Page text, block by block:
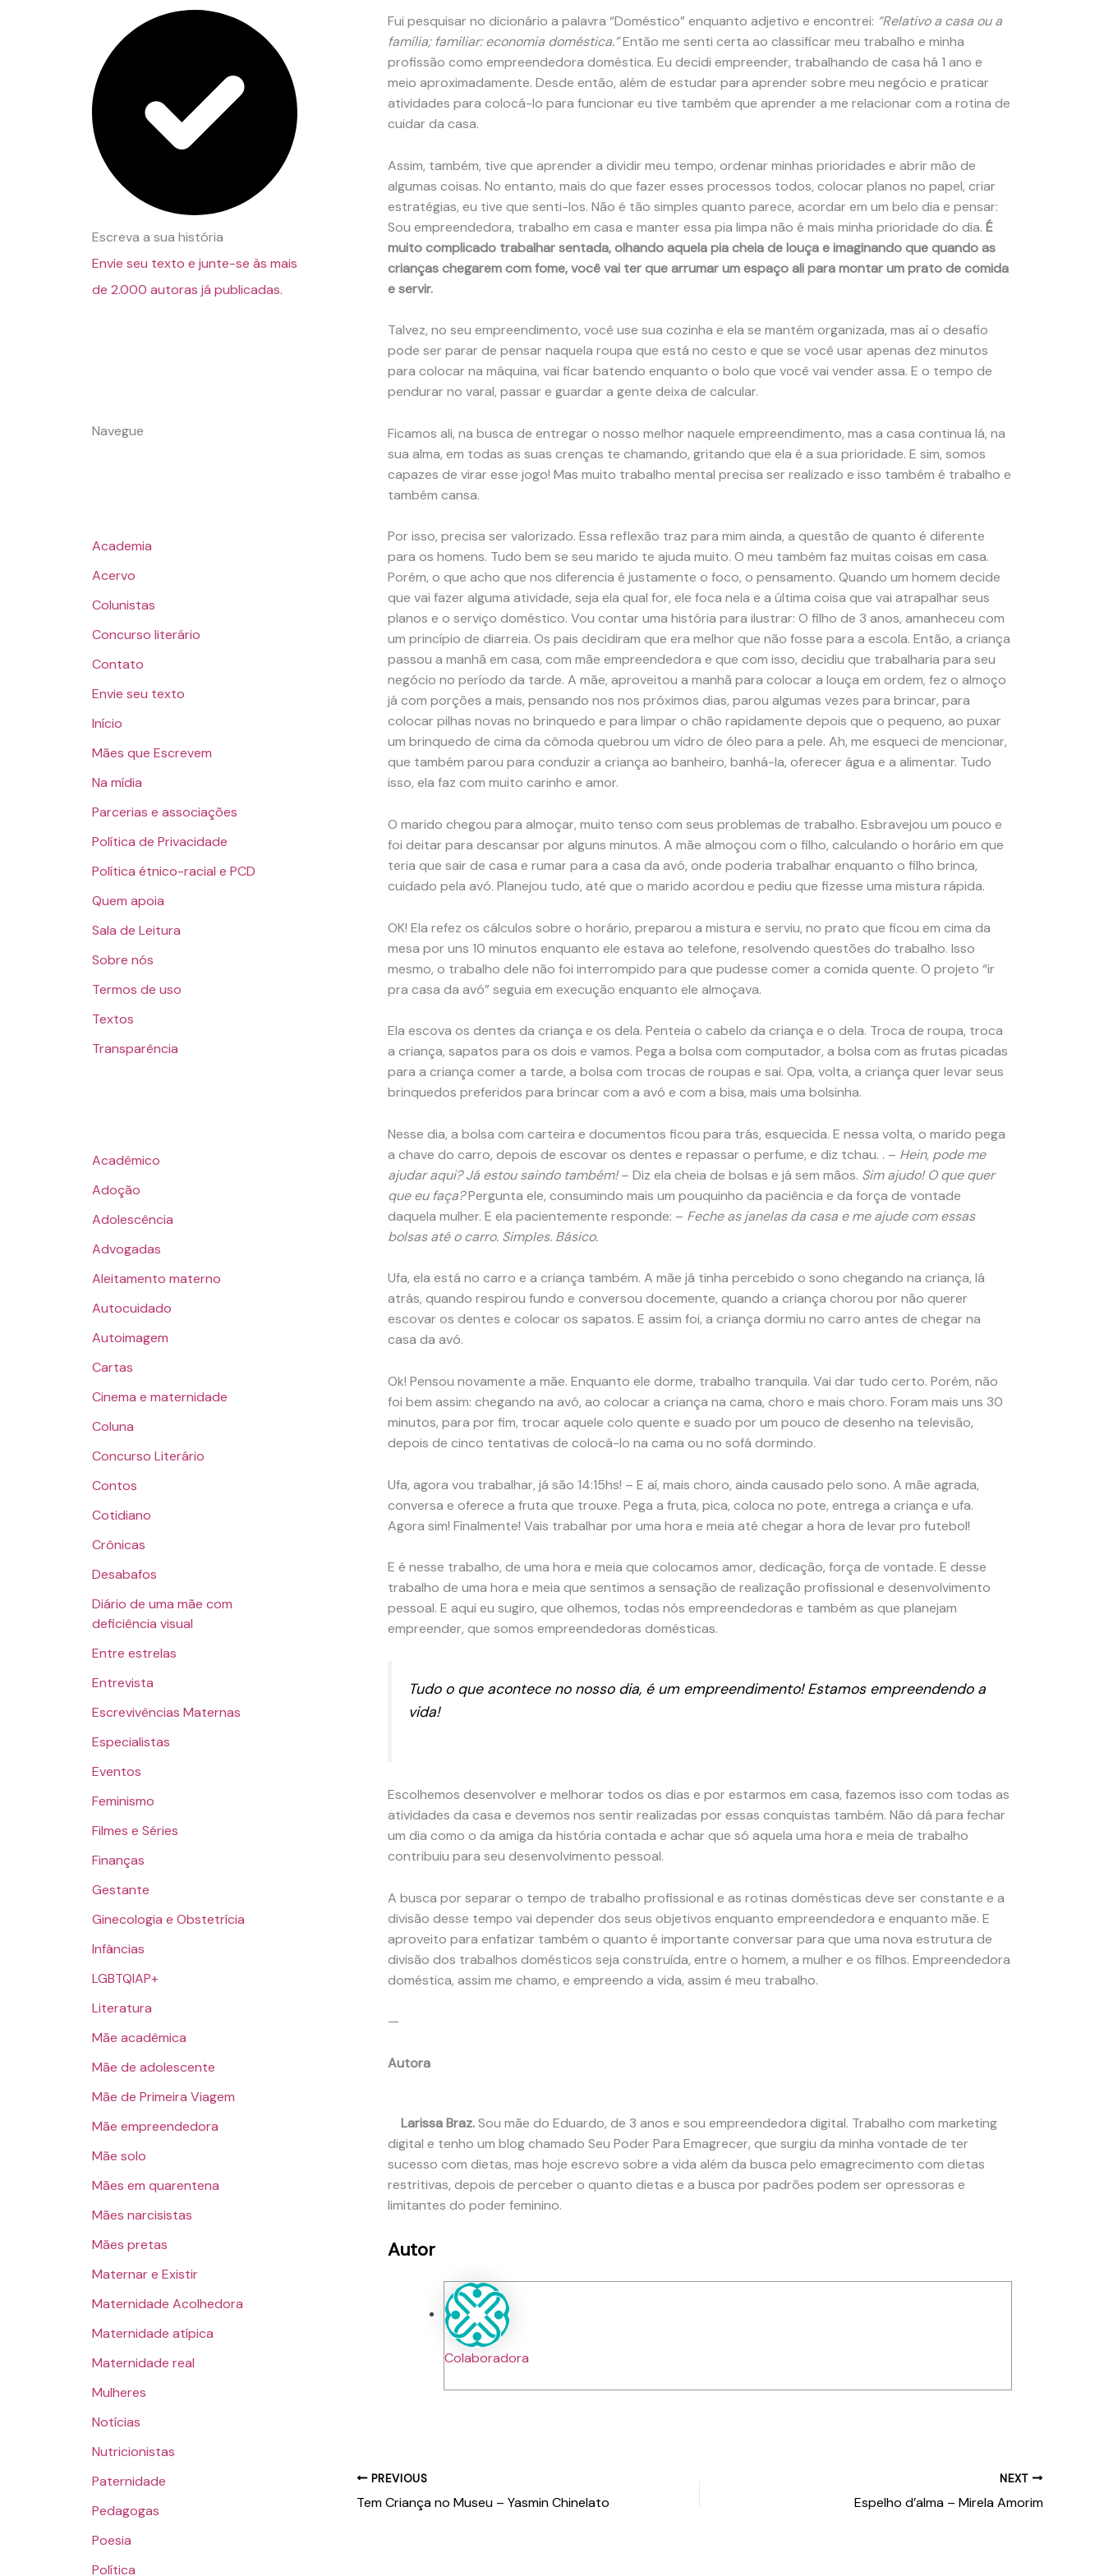
Escreva a sua história
Envie seu texto e junte-se às mais
de 2.000 autoras já publicadas.
Navegue
Academia
Acervo
Colunistas
Concurso literário
Contato
Envie seu texto
Início
Mães que Escrevem
Na mídia
Parcerias e associações
Política de Privacidade
Política étnico-racial e PCD
Quem apoia
Sala de Leitura
Sobre nós
Termos de uso
Textos
Transparência
Acadêmico
Adoção
Adolescência
Advogadas
Aleitamento materno
Autocuidado
Autoimagem
Cartas
Cinema e maternidade
Coluna
Concurso Literário
Contos
Cotidiano
Crônicas
Desabafos
Diário de uma mãe com
deficiência visual
Entre estrelas
Entrevista
Escrevivências Maternas
Especialistas
Eventos
Feminismo
Filmes e Séries
Finanças
Gestante
Ginecologia e Obstetrícia
Infâncias
LGBTQIAP+
Literatura
Mãe acadêmica
Mãe de adolescente
Mãe de Primeira Viagem
Mãe empreendedora
Mãe solo
Mães em quarentena
Mães narcisistas
Mães pretas
Maternar e Existir
Maternidade Acolhedora
Maternidade atípica
Maternidade real
Mulheres
Notícias
Nutricionistas
Paternidade
Pedagogas
Poesia
Política
Fui pesquisar no dicionário a palavra “Doméstico” enquanto adjetivo e encontrei: “Relativo a casa ou a
família; familiar: economia doméstica.”Então me senti certa ao classificar meu trabalho e minha
profissão como empreendedora doméstica. Eu decidi empreender, trabalhando de casa há 1 ano e
meio aproximadamente. Desde então, além de estudar para aprender sobre meu negócio e praticar
atividades para colocá-lo para funcionar eu tive também que aprender a me relacionar com a rotina de
cuidar da casa.
Assim, também, tive que aprender a dividir meu tempo, ordenar minhas prioridades e abrir mão de
algumas coisas. No entanto, mais do que fazer esses processos todos, colocar planos no papel, criar
estratégias, eu tive que senti-los. Não é tão simples quanto parece, acordar em um belo dia e pensar:
Sou empreendedora, trabalho em casa e manter essa pia limpa não é mais minha prioridade do dia. É
muito complicado trabalhar sentada, olhando aquela pia cheia de louça e imaginando que quando as
crianças chegarem com fome, você vai ter que arrumar um espaço ali para montar um prato de comida
e servir.
Talvez, no seu empreendimento, você use sua cozinha e ela se mantém organizada, mas aí o desafio
pode ser parar de pensar naquela roupa que está no cesto e que se você usar apenas dez minutos
para colocar na máquina, vai ficar batendo enquanto o bolo que você vai vender assa. E o tempo de
pendurar no varal, passar e guardar a gente deixa de calcular.
Ficamos ali, na busca de entregar o nosso melhor naquele empreendimento, mas a casa continua lá, na
sua alma, em todas as suas crenças te chamando, gritando que ela é a sua prioridade. E sim, somos
capazes de virar esse jogo! Mas muito trabalho mental precisa ser realizado e isso também é trabalho e
também cansa.
Por isso, precisa ser valorizado. Essa reflexão traz para mim ainda, a questão de quanto é diferente
para os homens. Tudo bem se seu marido te ajuda muito. O meu também faz muitas coisas em casa.
Porém, o que acho que nos diferencia é justamente o foco, o pensamento. Quando um homem decide
que vai fazer alguma atividade, seja ela qual for, ele foca nela e a última coisa que vai atrapalhar seus
planos e o serviço doméstico. Vou contar uma história para ilustrar: O filho de 3 anos, amanheceu com
um princípio de diarreia. Os pais decidiram que era melhor que não fosse para a escola. Então, a criança
passou a manhã em casa, com mãe empreendedora e que com isso, decidiu que trabalharia para seu
negócio no período da tarde. A mãe, aproveitou a manhã para colocar a louça em ordem, fez o almoço
já com porções a mais, pensando nos nos próximos dias, parou algumas vezes para brincar, para
colocar pilhas novas no brinquedo e para limpar o chão rapidamente depois que o pequeno, ao puxar
um brinquedo de cima da cômoda quebrou um vidro de óleo para a pele. Ah, me esqueci de mencionar,
que também parou para conduzir a criança ao banheiro, banhá-la, oferecer água e a alimentar. Tudo
isso, ela faz com muito carinho e amor.
O marido chegou para almoçar, muito tenso com seus problemas de trabalho. Esbravejou um pouco e
foi deitar para descansar por alguns minutos. A mãe almoçou com o filho, calculando o horário em que
teria que sair de casa e rumar para a casa da avó, onde poderia trabalhar enquanto o filho brinca,
cuidado pela avó. Planejou tudo, até que o marido acordou e pediu que fizesse uma mistura rápida.
OK! Ela refez os cálculos sobre o horário, preparou a mistura e serviu, no prato que ficou em cima da
mesa por uns 10 minutos enquanto ele estava ao telefone, resolvendo questões do trabalho. Isso
mesmo, o trabalho dele não foi interrompido para que pudesse comer a comida quente. O projeto “ir
pra casa da avó” seguia em execução enquanto ele almoçava.
Ela escova os dentes da criança e os dela. Penteia o cabelo da criança e o dela. Troca de roupa, troca
a criança, sapatos para os dois e vamos. Pega a bolsa com computador, a bolsa com as frutas picadas
para a criança comer a tarde, a bolsa com trocas de roupas e sai. Opa, volta, a criança quer levar seus
brinquedos preferidos para brincar com a avó e com a bisa, mais uma bolsinha.
Nesse dia, a bolsa com carteira e documentos ficou para trás, esquecida. E nessa volta, o marido pega
a chave do carro, depois de escovar os dentes e repassar o perfume, e diz tchau. . – Hein, pode me
ajudar aqui? Já estou saindo também!– Diz ela cheia de bolsas e já sem mãos. Sim ajudo! O que quer
que eu faça?Pergunta ele, consumindo mais um pouquinho da paciência e da força de vontade
daquela mulher. E ela pacientemente responde: – Feche as janelas da casa e me ajude com essas
bolsas até o carro. Simples. Básico.
Ufa, ela está no carro e a criança também. A mãe já tinha percebido o sono chegando na criança, lá
atrás, quando respirou fundo e conversou docemente, quando a criança chorou por não querer
escovar os dentes e colocar os sapatos. E assim foi, a criança dormiu no carro antes de chegar na
casa da avó.
Ok! Pensou novamente a mãe. Enquanto ele dorme, trabalho tranquila. Vai dar tudo certo. Porém, não
foi bem assim: chegando na avó, ao colocar a criança na cama, choro e mais choro. Foram mais uns 30
minutos, para por fim, trocar aquele colo quente e suado por um pouco de desenho na televisão,
depois de cinco tentativas de colocá-lo na cama ou no sofá dormindo.
Ufa, agora vou trabalhar, já são 14:15hs! – E aí, mais choro, ainda causado pelo sono. A mãe agrada,
conversa e oferece a fruta que trouxe. Pega a fruta, pica, coloca no pote, entrega a criança e ufa.
Agora sim! Finalmente! Vais trabalhar por uma hora e meia até chegar a hora de levar pro futebol!
E é nesse trabalho, de uma hora e meia que colocamos amor, dedicação, força de vontade. E desse
trabalho de uma hora e meia que sentimos a sensação de realização profissional e desenvolvimento
pessoal. E aqui eu sugiro, que olhemos, todas nós empreendedoras e também as que planejam
empreender, que somos empreendedoras domésticas.
Tudo o que acontece no nosso dia, é um empreendimento! Estamos empreendendo a
vida!
Escolhemos desenvolver e melhorar todos os dias e por estarmos em casa, fazemos isso com todas as
atividades da casa e devemos nos sentir realizadas por essas conquistas também. Não dá para fechar
um dia como o da amiga da história contada e achar que só aquela uma hora e meia de trabalho
contribuiu para seu desenvolvimento pessoal.
A busca por separar o tempo de trabalho profissional e as rotinas domésticas deve ser constante e a
divisão desse tempo vai depender dos seus objetivos enquanto empreendedora e enquanto mãe. E
aproveito para enfatizar também o quanto é importante conversar para que uma nova estrutura de
divisão dos trabalhos domésticos seja construída, entre o homem, a mulher e os filhos. Empreendedora
doméstica, assim me chamo, e empreendo a vida, assim é meu trabalho.
—
Autora
Larissa Braz.Sou mãe do Eduardo, de 3 anos e sou empreendedora digital. Trabalho com marketing
digital e tenho um blog chamado Seu Poder Para Emagrecer, que surgiu da minha vontade de ter
sucesso com dietas, mas hoje escrevo sobre a vida além da busca pelo emagrecimento com dietas
restritivas, depois de perceber o quanto dietas e a busca por padrões podem ser opressoras e
limitantes do poder feminino.
Autor
Colaboradora
PREVIOUS
Tem Criança no Museu – Yasmin Chinelato
NEXT
Espelho d’alma – Mirela Amorim